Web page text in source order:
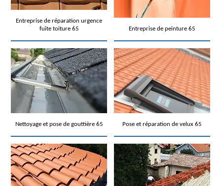
Entreprise de réparation urgence
fuite toiture 65
Entreprise de peinture 65
Nettoyage et pose de gouttière 65 Pose et réparation de velux 65